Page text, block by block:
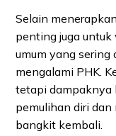
Selain
penting juga
umum yang
mengalami PHK.
tetapi dampaknya
pemulihan diri
bangkit kembali.